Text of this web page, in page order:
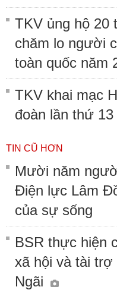
TKV ủng hộ 20
chăm lo người
toàn quốc năm
TKV khai mạc
đoàn lần thứ
TIN CŨ HƠN
Mười năm
Điện lực Lâm
của sự sống
BSR thực hiện
xã hội và tài trợ
Ngãi